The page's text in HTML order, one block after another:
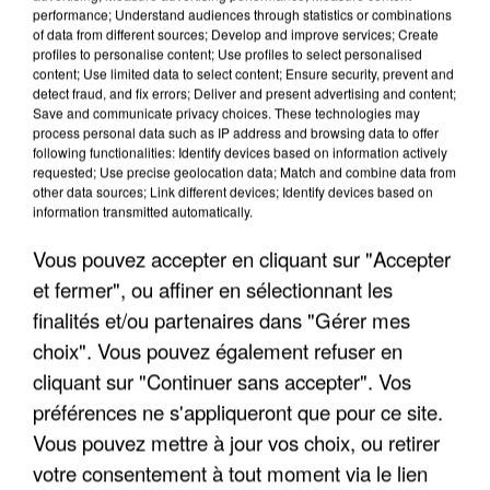
APRÈS TOUTES CES CANICULES, LES REFUGES
DE FAUNE SAUVAGE SONT...
performance; Understand audiences through statistics or combinations
of data from different sources; Develop and improve services; Create
profiles to personalise content; Use profiles to select personalised
content; Use limited data to select content; Ensure security, prevent and
detect fraud, and fix errors; Deliver and present advertising and content;
Save and communicate privacy choices. These technologies may
process personal data such as IP address and browsing data to offer
following functionalities: Identify devices based on information actively
requested; Use precise geolocation data; Match and combine data from
other data sources; Link different devices; Identify devices based on
information transmitted automatically.
Vous pouvez accepter en cliquant sur "Accepter
et fermer", ou affiner en sélectionnant les
finalités et/ou partenaires dans "Gérer mes
choix". Vous pouvez également refuser en
cliquant sur "Continuer sans accepter". Vos
préférences ne s'appliqueront que pour ce site.
Vous pouvez mettre à jour vos choix, ou retirer
votre consentement à tout moment via le lien